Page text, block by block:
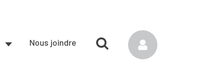
Nous joindre